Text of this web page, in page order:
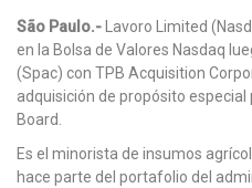
São Paulo.- Lavoro Limited
en la Bolsa de Valores Nasdaq
(Spac) con TPB Acquisition
adquisición de propósito
Board.
Es el minorista de insumos
hace parte del portafolio del